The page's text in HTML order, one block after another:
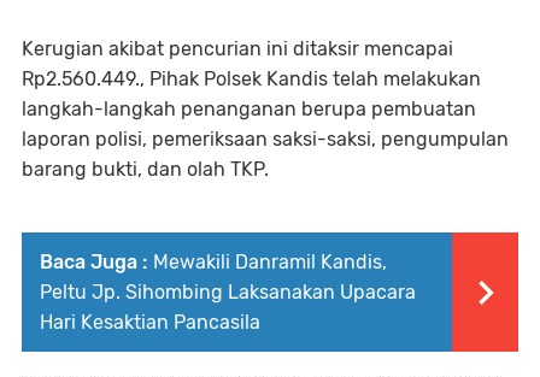
Kerugian akibat pencurian ini ditaksir mencapai
Rp2.560.449., Pihak Polsek Kandis telah melakukan
langkah-langkah penanganan berupa pembuatan
laporan polisi, pemeriksaan saksi-saksi, pengumpulan
barang bukti, dan olah TKP.
Baca Juga : Mewakili Danramil Kandis,
Peltu Jp. Sihombing Laksanakan Upacara
Hari Kesaktian Pancasila